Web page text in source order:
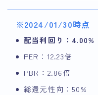
※2024/01/30時点
配当利回り：4.00%
PER：12.23倍
PBR：2.86倍
総還元性向：50%